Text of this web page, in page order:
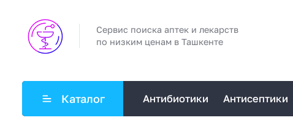
Сервис поиска аптек и лекарств
по низким ценам в Ташкенте
Каталог Антибиотики Антисептики